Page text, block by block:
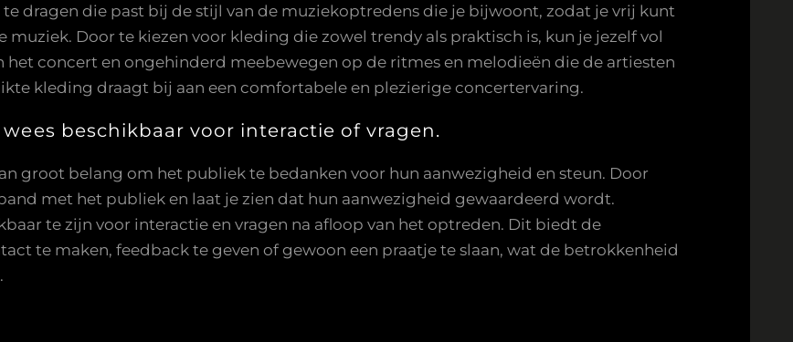
dragen die past bij de stijl van de muziekoptredens die je bijwoont, zodat je vrij kunt
Door te kiezen voor kleding die zowel trendy als praktisch is, kun je jezelf vol
concert en ongehinderd meebewegen op de ritmes en melodieën die de artiesten
kleding draagt bij aan een comfortabele en plezierige concertervaring.
beschikbaar voor interactie of vragen.
groot belang om het publiek te bedanken voor hun aanwezigheid en steun. Door
met het publiek en laat je zien dat hun aanwezigheid gewaardeerd wordt.
te zijn voor interactie en vragen na afloop van het optreden. Dit biedt de
te maken, feedback te geven of gewoon een praatje te slaan, wat de betrokkenheid